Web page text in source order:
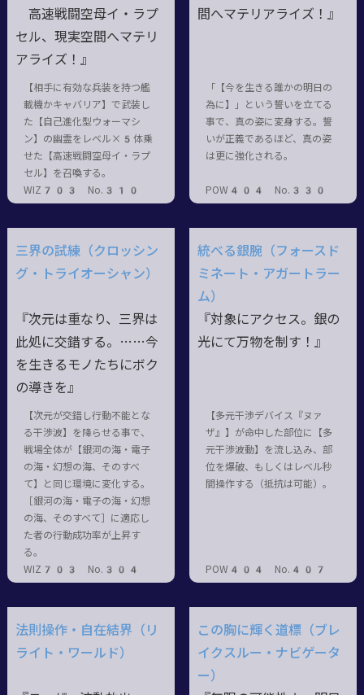
高速戦闘空母イ・ラプ
セル、現実空間へマテリ
アライズ！』
【相手に有効な兵装を持つ艦
載機かキャバリア】で武装し
た【自己進化型ウォーマシ
ン】の幽霊をレベル×5体乗
せた【高速戦闘空母イ・ラプ
セル】を召喚する。
WIZ703 No.310
間へマテリアライズ！』
「【今を生きる誰かの明日の
為に】」という誓いを立てる
事で、真の姿に変身する。誓
いが正義であるほど、真の姿
は更に強化される。
POW404 No.330
三界の試練（クロッシン
グ・トライオーシャン）
『次元は重なり、三界は
此処に交錯する。……今
を生きるモノたちにボク
の導きを』
【次元が交錯し行動不能とな
る干渉波】を降らせる事で、
戦場全体が【銀河の海・電子
の海・幻想の海、そのすべ
て】と同じ環境に変化する。
［銀河の海・電子の海・幻想
の海、そのすべて］に適応し
た者の行動成功率が上昇す
る。
WIZ703 No.304
統べる銀腕（フォースド
ミネート・アガートラー
ム）
『対象にアクセス。銀の
光にて万物を制す！』
【多元干渉デバイス『ヌァ
ザ』】が命中した部位に【多
元干渉波動】を流し込み、部
位を爆破、もしくはレベル秒
間操作する（抵抗は可能）。
POW404 No.407
法則操作・自在結界（リ
ライト・ワールド）
この胸に輝く道標（ブレ
イクスルー・ナビゲータ
ー）